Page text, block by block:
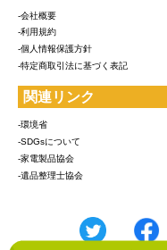
-会社概要
-利用規約
-個人情報保護方針
-特定商取引法に基づく表記
関連リンク
-環境省
-SDGsについて
-家電製品協会
-遺品整理士協会